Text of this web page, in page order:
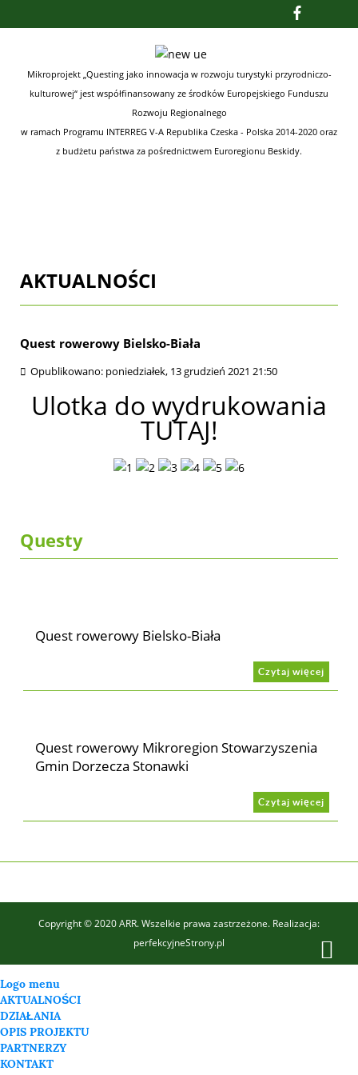
Mikroprojekt „Questing jako innowacja w rozwoju turystyki przyrodniczo-
kulturowej“ jest współfinansowany ze środków Europejskiego Funduszu
Rozwoju Regionalnego
w ramach Programu INTERREG V-A Republika Czeska - Polska 2014-2020 oraz
z budżetu państwa za pośrednictwem Euroregionu Beskidy.
AKTUALNOŚCI
Quest rowerowy Bielsko-Biała
Opublikowano: poniedziałek, 13 grudzień 2021 21:50
Ulotka do wydrukowania
TUTAJ!
Questy
Quest rowerowy Bielsko-Biała
Czytaj więcej
Quest rowerowy Mikroregion Stowarzyszenia
Gmin Dorzecza Stonawki
Czytaj więcej
Copyright © 2020 ARR. Wszelkie prawa zastrzeżone. Realizacja:
perfekcyjneStrony.pl
Logo menu
AKTUALNOŚCI
DZIAŁANIA
OPIS PROJEKTU
PARTNERZY
KONTAKT